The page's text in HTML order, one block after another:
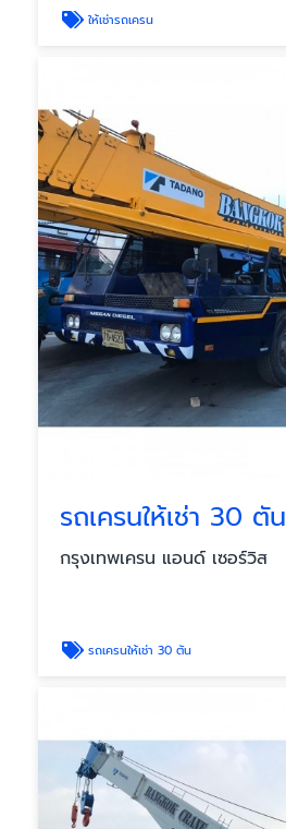
ให้เช่ารถเครน
รถเครนให้เช่า 30 ตัน
กรุงเทพเครน แอนด์ เซอร์วิส
รถเครนให้เช่า 30 ตัน